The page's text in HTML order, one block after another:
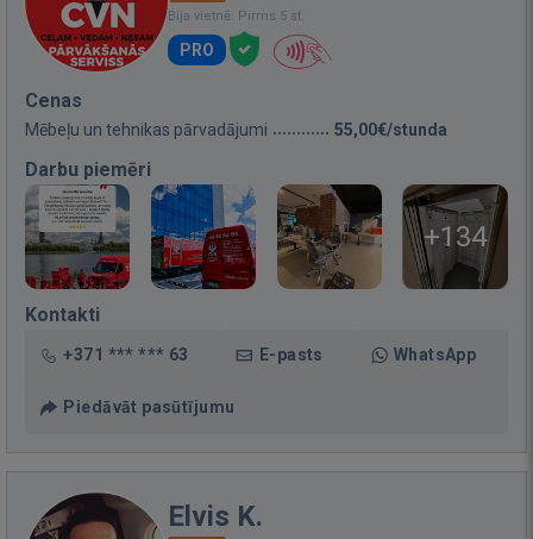
Bija vietnē: Pirms 5 st.
PRO
Cenas
Mēbeļu un tehnikas pārvadājumi 55,00€/stunda
Darbu piemēri
+134
Kontakti
+371 *** *** 63 E-pasts WhatsApp
Piedāvāt pasūtījumu
Elvis K.